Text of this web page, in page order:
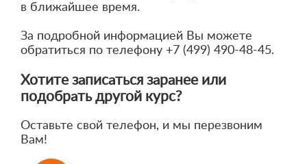
в ближайшее время.
За подробной информацией Вы можете
обратиться по телефону +7 (499) 490-48-45.
Хотите записаться заранее или
подобрать другой курс?
Оставьте свой телефон, и мы перезвоним
Вам!